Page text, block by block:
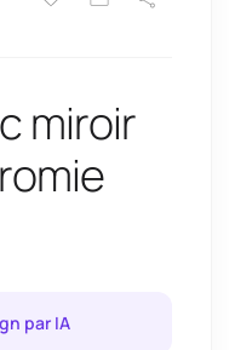
miroir
par IA